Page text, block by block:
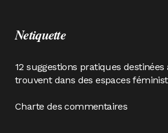
Netiquette
12 suggestions pratiques
trouvent dans des espaces
Charte des commentaires